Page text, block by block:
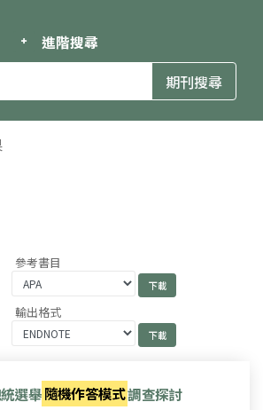
進階搜尋
參考書目
輸出格式
選舉隨機作答模式調查探討